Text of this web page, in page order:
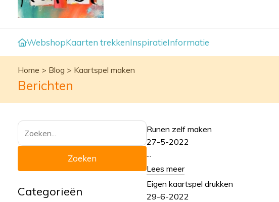
WebshopKaarten trekkenInspiratieInformatie
Home > Blog > Kaartspel maken
Berichten
Categorieën
Runen zelf maken
27-5-2022
...
Lees meer
Eigen kaartspel drukken
29-6-2022